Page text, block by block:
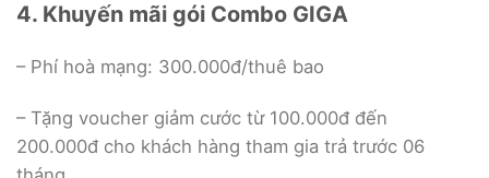
4. Khuyến mãi gói Combo GIGA
– Phí hoà mạng: 300.000đ/thuê bao
– Tặng voucher giảm cước từ 100.000đ đến
200.000đ cho khách hàng tham gia trả trước 06